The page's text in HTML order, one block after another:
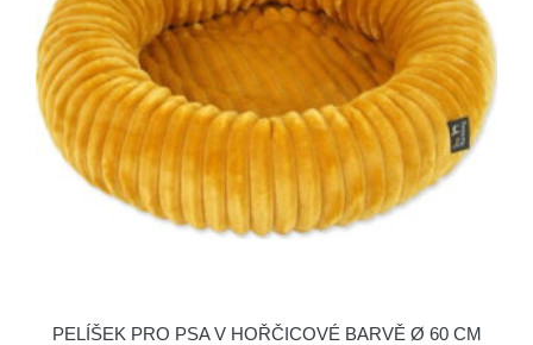
PELÍŠEK PRO PSA V HOŘČICOVÉ BARVĚ Ø 60 CM